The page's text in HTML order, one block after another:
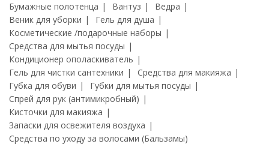
Бумажные полотенца
Вантуз
Ведра
Веник для уборки
Гель для душа
Косметические /подарочные наборы
Средства для мытья посуды
Кондиционер ополаскиватель
Гель для чистки сантехники
Средства для макияжа
Губка для обуви
Губки для мытья посуды
Спрей для рук (антимикробный)
Кисточки для макияжа
Запаски для освежителя воздуха
Средства по уходу за волосами (Бальзамы)